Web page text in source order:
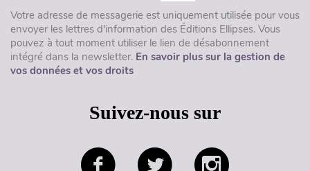
Votre adresse de messagerie est uniquement utilisée pour vous
envoyer les lettres d'information des Éditions Ellipses. Vous
pouvez à tout moment utiliser le lien de désabonnement
intégré dans la newsletter. En savoir plus sur la gestion de
vos données et vos droits
Suivez-nous sur